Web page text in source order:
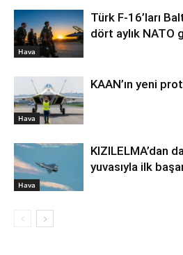
Hava
Türk F-16’ları
dört aylık NATO
Hava
KAAN’ın yeni
Hava
KIZILELMA’dan
yuvasıyla ilk